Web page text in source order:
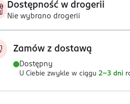
Dostępność w drogerii
Nie wybrano drogerii
Zamów z dostawą
Dostępny
U Ciebie zwykle w ciągu 2-3 dni